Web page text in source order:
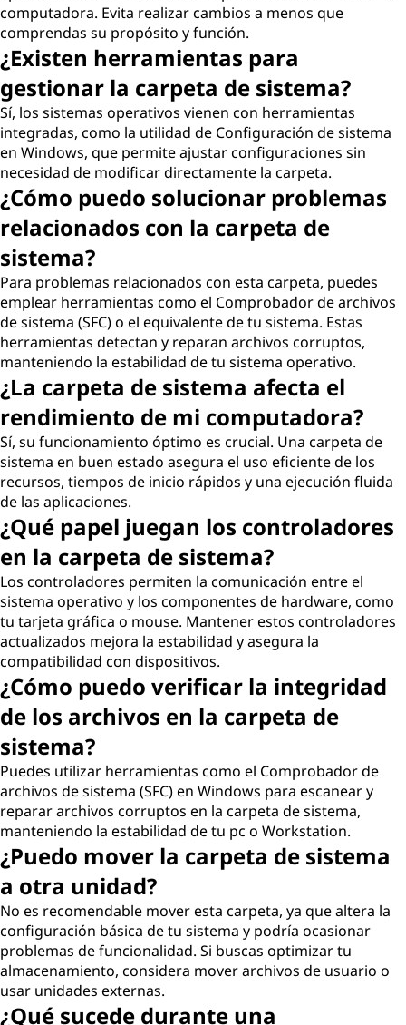
computadora. Evita realizar cambios a menos que
comprendas su propósito y función.
¿Existen herramientas para
gestionar la carpeta de sistema?
Sí, los sistemas operativos vienen con herramientas
integradas, como la utilidad de Configuración de sistema
en Windows, que permite ajustar configuraciones sin
necesidad de modificar directamente la carpeta.
¿Cómo puedo solucionar problemas
relacionados con la carpeta de
sistema?
Para problemas relacionados con esta carpeta, puedes
emplear herramientas como el Comprobador de archivos
de sistema (SFC) o el equivalente de tu sistema. Estas
herramientas detectan y reparan archivos corruptos,
manteniendo la estabilidad de tu sistema operativo.
¿La carpeta de sistema afecta el
rendimiento de mi computadora?
Sí, su funcionamiento óptimo es crucial. Una carpeta de
sistema en buen estado asegura el uso eficiente de los
recursos, tiempos de inicio rápidos y una ejecución fluida
de las aplicaciones.
¿Qué papel juegan los controladores
en la carpeta de sistema?
Los controladores permiten la comunicación entre el
sistema operativo y los componentes de hardware, como
tu tarjeta gráfica o mouse. Mantener estos controladores
actualizados mejora la estabilidad y asegura la
compatibilidad con dispositivos.
¿Cómo puedo verificar la integridad
de los archivos en la carpeta de
sistema?
Puedes utilizar herramientas como el Comprobador de
archivos de sistema (SFC) en Windows para escanear y
reparar archivos corruptos en la carpeta de sistema,
manteniendo la estabilidad de tu pc o Workstation.
¿Puedo mover la carpeta de sistema
a otra unidad?
No es recomendable mover esta carpeta, ya que altera la
configuración básica de tu sistema y podría ocasionar
problemas de funcionalidad. Si buscas optimizar tu
almacenamiento, considera mover archivos de usuario o
usar unidades externas.
¿Qué sucede durante una